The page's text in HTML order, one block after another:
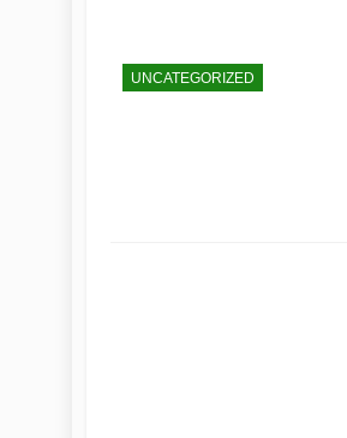
UNCATEGORIZED